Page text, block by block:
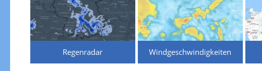
Regenradar Windgeschwindigkeiten